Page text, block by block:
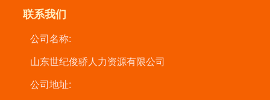
联系我们
公司名称:
山东世纪俊骄人力资源有限公司
公司地址: